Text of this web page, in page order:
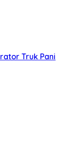
Truk Pani